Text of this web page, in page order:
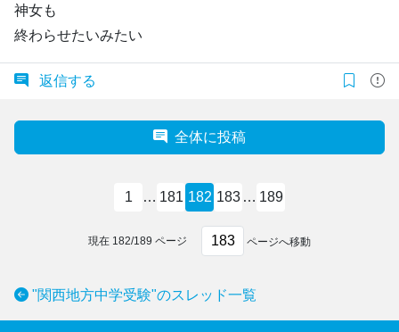
神女も
終わらせたいみたい
返信する
全体に投稿
1 … 181 182 183 … 189
現在 182/189 ページ ページへ移動
"関西地方中学受験"のスレッド一覧